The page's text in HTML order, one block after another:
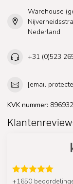
Warehouse
Nederland
+31 (0)523
[email
KVK nummer:
+1650